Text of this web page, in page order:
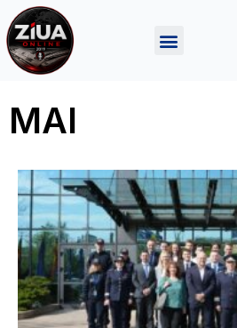
MAI